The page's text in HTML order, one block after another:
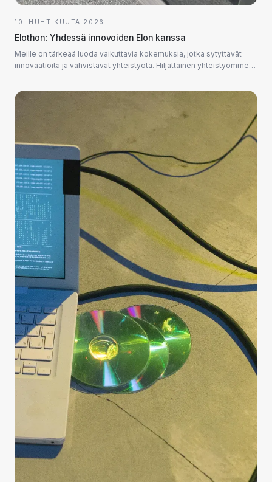
10. HUHTIKUUTA 2026
Elothon: Yhdessä innovoiden Elon kanssa
Meille on tärkeää luoda vaikuttavia kokemuksia, jotka sytyttävät
innovaatioita ja vahvistavat yhteistyötä. Hiljattainen yhteistyömme